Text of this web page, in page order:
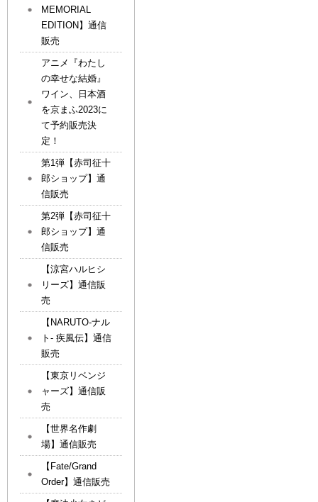
MEMORIAL
EDITION】通信
販売
アニメ『わたし
の幸せな結婚』
ワイン、日本酒
を京まふ2023に
て予約販売決
定！
第1弾【赤司征十
郎ショップ】通
信販売
第2弾【赤司征十
郎ショップ】通
信販売
【涼宮ハルヒシ
リーズ】通信販
売
【NARUTO-ナル
ト- 疾風伝】通信
販売
【東京リベンジ
ャーズ】通信販
売
【世界名作劇
場】通信販売
【Fate/Grand
Order】通信販売